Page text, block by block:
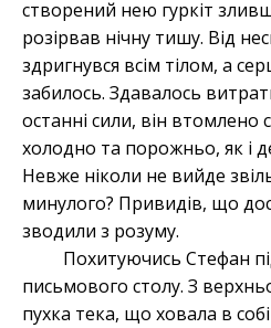
створений нею гуркіт
розірвав нічну тишу. Від
здригнувся всім тілом, а
забилось. Здавалось
останні сили, він втомлено
холодно та порожньо, як і
Невже ніколи не вийде
минулого? Привидів, що
зводили з розуму.
Похитуючись Стефан
письмового столу. З
пухка тека, що ховала в собі